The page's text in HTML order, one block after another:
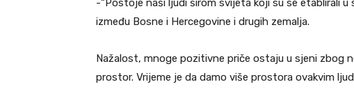
-“Postoje naši ljudi širom svijeta koji su se etablirali
između Bosne i Hercegovine i drugih zemalja.
Nažalost, mnoge pozitivne priče ostaju u sjeni zbog
prostor. Vrijeme je da damo više prostora ovakvim